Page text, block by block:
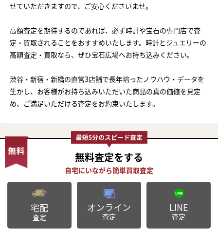
せていただきますので、ご安心くださいませ。
高額査定を期待するのであれば、必ず時計や宝石の専門店で査
定・買取されることをおすすめいたします。時計とジュエリーの
高額査定・買取なら、ぜひ宝石広場へお持ち込みください。
渋谷・新宿・新橋の直営3店舗で長年培ったノウハウ・データを
生かし、お客様がお持ち込みいただいた商品の真の価値を見定
め、ご満足いただける査定をお約束いたします。
無料査定をする
宅配
査定
オンライン
査定
LINE
査定